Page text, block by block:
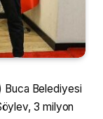
Buca Belediyesi
3 milyon